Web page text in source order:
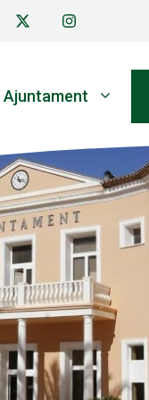
Ajuntament